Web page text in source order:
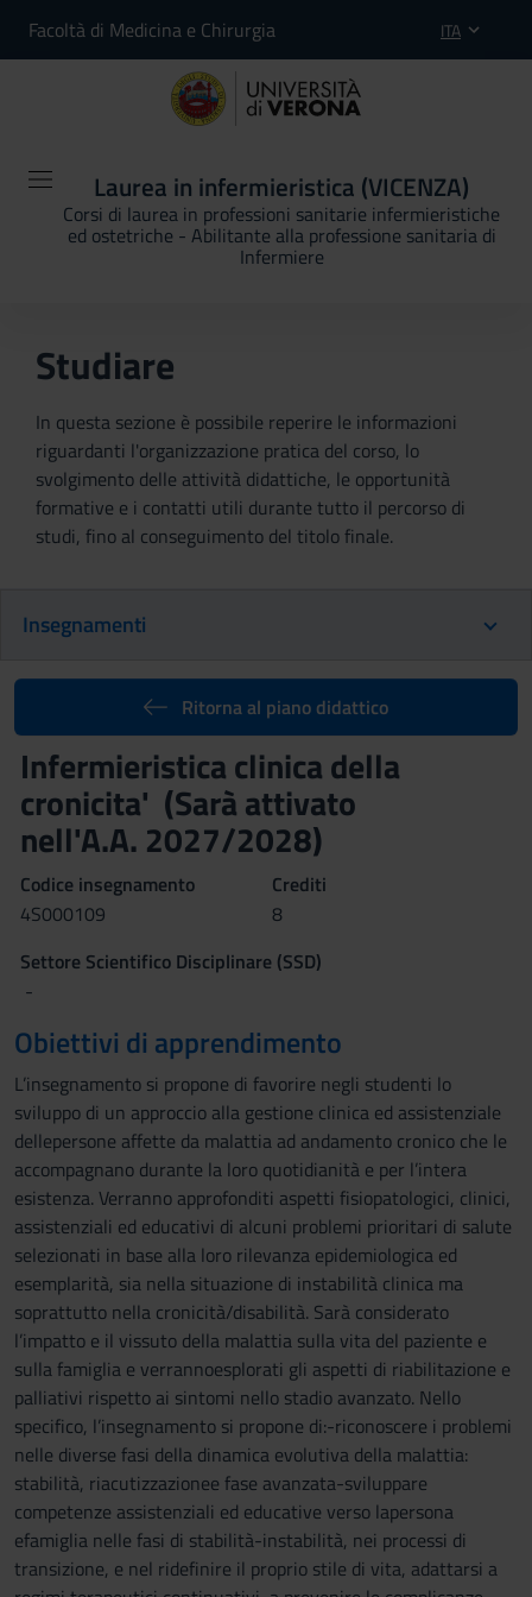
Facoltà di Medicina e Chirurgia ITA
Laurea in infermieristica (VICENZA)
Corsi di laurea in professioni sanitarie infermieristiche
ed ostetriche - Abilitante alla professione sanitaria di
Infermiere
Studiare
In questa sezione è possibile reperire le informazioni
riguardanti l'organizzazione pratica del corso, lo
svolgimento delle attività didattiche, le opportunità
formative e i contatti utili durante tutto il percorso di
studi, fino al conseguimento del titolo finale.
Insegnamenti
Ritorna al piano didattico
Infermieristica clinica della
cronicita' (Sarà attivato
nell'A.A. 2027/2028)
Codice insegnamento
4S000109
Crediti
8
Settore Scientifico Disciplinare (SSD)
-
Obiettivi di apprendimento
L’insegnamento si propone di favorire negli studenti lo
sviluppo di un approccio alla gestione clinica ed assistenziale
dellepersone affette da malattia ad andamento cronico che le
accompagnano durante la loro quotidianità e per l’intera
esistenza. Verranno approfonditi aspetti fisiopatologici, clinici,
assistenziali ed educativi di alcuni problemi prioritari di salute
selezionati in base alla loro rilevanza epidemiologica ed
esemplarità, sia nella situazione di instabilità clinica ma
soprattutto nella cronicità/disabilità. Sarà considerato
l’impatto e il vissuto della malattia sulla vita del paziente e
sulla famiglia e verrannoesplorati gli aspetti di riabilitazione e
palliativi rispetto ai sintomi nello stadio avanzato. Nello
specifico, l’insegnamento si propone di:-riconoscere i problemi
nelle diverse fasi della dinamica evolutiva della malattia:
stabilità, riacutizzazionee fase avanzata-sviluppare
competenze assistenziali ed educative verso lapersona
efamiglia nelle fasi di stabilità-instabilità, nei processi di
transizione, e nel ridefinire il proprio stile di vita, adattarsi a